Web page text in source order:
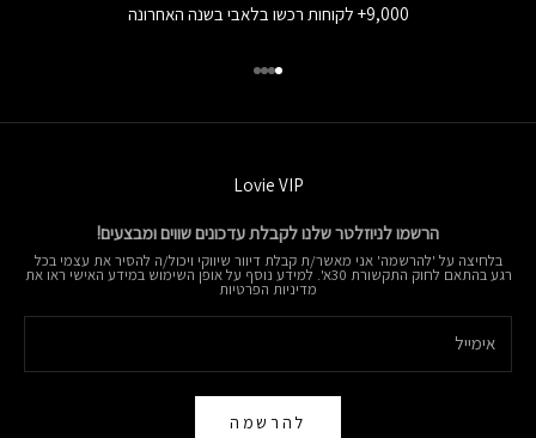
9,000+ לקוחות רכשו בלאבי בשנה האחרונה
עבור לפריט 1
עבור לפריט 2
עבור לפריט 3
עבור לפריט 4
Lovie VIP
הרשמו לניוזלטר שלנו לקבלת עדכונים שווים ומבצעים!
בלחיצה על 'להרשמה' אני מאשר/ת קבלת דיוור שיווקי ויכול/ה להסיר את עצמי בכל
רגע בהתאם לחוק התקשורת 30א'. למידע נוסף על אופן השימוש במידע האישי ראו את
מדיניות הפרטיות
להרשמה